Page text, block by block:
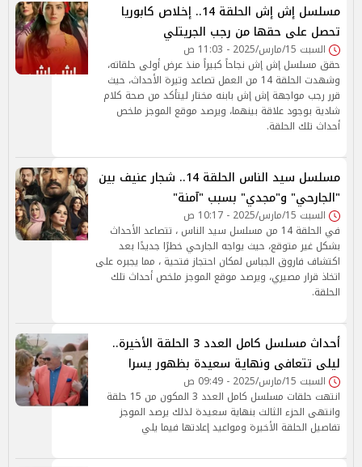
مسلسل إش إش الحلقة 14.. إخلاص كابوريا
تحصل على حقها من رجب الجريتلي
السبت 15/مارس/2025 - 11:03 ص
حقق مسلسل إش إش نجاحاً كبيراً منذ عرض أولى حلقاته،
وشهدت الحلقة 14 من العمل تصاعد وتيرة الأحداث، حيث
قرر رجب مواجهة إش إش بابنه مختار ليتأكد من صحة كلام
شادية بوجود علاقة بينهما، ويرصد موقع الموجز ملخص
أحداث تلك الحلقة.
مسلسل سيد الناس الحلقة 14.. شجار عنيف بين
"الجارحي" و"مجدي" بسبب "آمنة"
السبت 15/مارس/2025 - 10:17 ص
في الحلقة 14 من مسلسل سيد الناس ، تتصاعد الأحداث
بشكل غير متوقع، حيث يواجه الجارحي خطرًا جديدًا بعد
اكتشاف فاروق الجباس لمكان احتجاز فتحية ، مما يجبره على
اتخاذ قرار مصيري، ويرصد موقع الموجز ملخص أحداث تلك
الحلقة.
أحداث مسلسل كامل العدد 3 الحلقة الأخيرة..
ليلى تتعافى ونهاية سعيدة بظهور يسرا
السبت 15/مارس/2025 - 09:49 ص
انتهت حلقات مسلسل كامل العدد 3 المكون من 15 حلقة
وانتهى الحزء الثالث بنهاية سعيدة لذلك يرصد الموجز
تفاصيل الحلقة الأخيرة ومواعيد إعادتها فيما يلي